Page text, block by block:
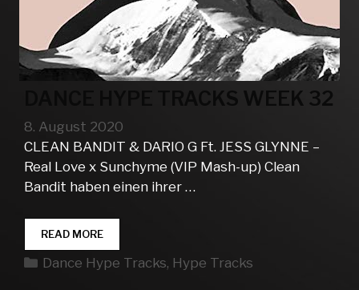
DANCE HYPE TRACKS WEEK 32
8. August 2020
CLEAN BANDIT & DARIO G Ft. JESS GLYNNE –
Real Love x Sunchyme (VIP Mash-up) Clean
Bandit haben einen ihrer …
READ MOREDANCE
HYPE
TRACKS
Kategorien
Dance Hype Tracks, Hype Tracks